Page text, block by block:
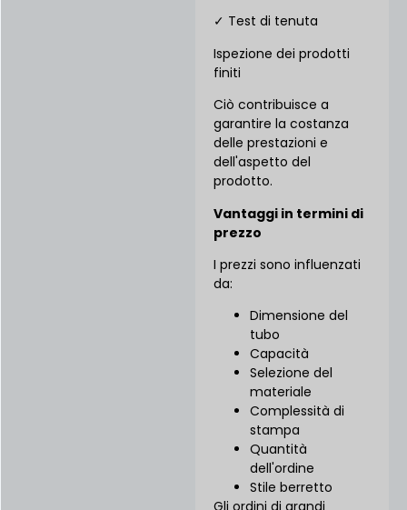
✓ Test di tenuta
Ispezione dei prodotti
finiti
Ciò contribuisce a
garantire la costanza
delle prestazioni e
dell'aspetto del
prodotto.
Vantaggi in termini di
prezzo
I prezzi sono influenzati
da:
Dimensione del
tubo
Capacità
Selezione del
materiale
Complessità di
stampa
Quantità
dell'ordine
Stile berretto